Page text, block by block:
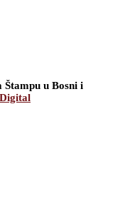
u Bosni i